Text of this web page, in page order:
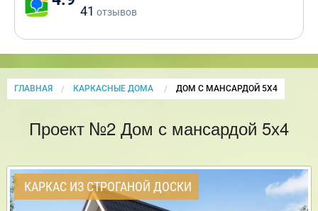
41 отзывов
ГЛАВНАЯ КАРКАСНЫЕ ДОМА CURRENT:
ДОМ С МАНСАРДОЙ 5Х4
Проект №2 Дом с мансардой 5х4
КАРКАС ИЗ СТРОГАНОЙ ДОСКИ